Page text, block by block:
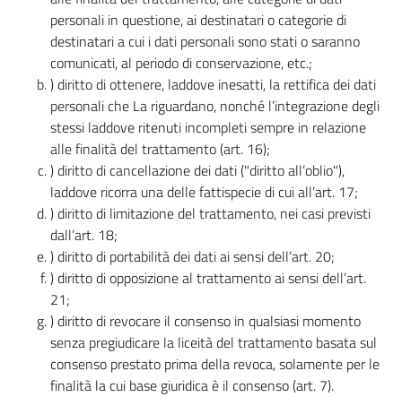
personali in questione, ai destinatari o categorie di
destinatari a cui i dati personali sono stati o saranno
comunicati, al periodo di conservazione, etc.;
) diritto di ottenere, laddove inesatti, la rettifica dei dati
personali che La riguardano, nonché l’integrazione degli
stessi laddove ritenuti incompleti sempre in relazione
alle finalità del trattamento (art. 16);
) diritto di cancellazione dei dati ("diritto all’oblio"),
laddove ricorra una delle fattispecie di cui all’art. 17;
) diritto di limitazione del trattamento, nei casi previsti
dall’art. 18;
) diritto di portabilità dei dati ai sensi dell’art. 20;
) diritto di opposizione al trattamento ai sensi dell’art.
21;
) diritto di revocare il consenso in qualsiasi momento
senza pregiudicare la liceità del trattamento basata sul
consenso prestato prima della revoca, solamente per le
finalità la cui base giuridica è il consenso (art. 7).